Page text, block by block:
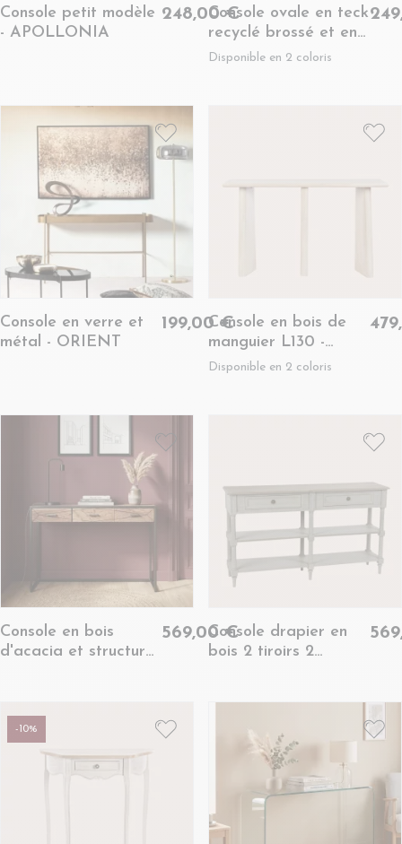
Console petit modèle
- APOLLONIA
248,00 €Console ovale en teck
recyclé brossé et en
métal L120 - DILI
Disponible en 2 coloris
Console en verre et
métal - ORIENT
199,00 €Console en bois de
manguier L130 -
JUAREZ
Disponible en 2 coloris
Console en bois
d'acacia et structure
569,00 €Console drapier en
bois 2 tiroirs 2
-10%